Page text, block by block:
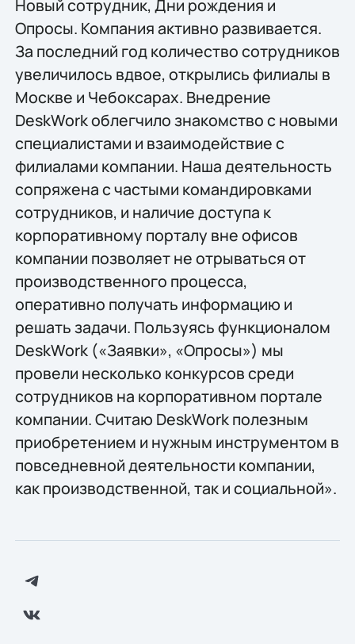
Новый сотрудник, Дни рождения и
Опросы. Компания активно развивается.
За последний год количество сотрудников
увеличилось вдвое, открылись филиалы в
Москве и Чебоксарах. Внедрение
DeskWork облегчило знакомство с новыми
специалистами и взаимодействие с
филиалами компании. Наша деятельность
сопряжена с частыми командировками
сотрудников, и наличие доступа к
корпоративному порталу вне офисов
компании позволяет не отрываться от
производственного процесса,
оперативно получать информацию и
решать задачи. Пользуясь функционалом
DeskWork («Заявки», «Опросы») мы
провели несколько конкурсов среди
сотрудников на корпоративном портале
компании. Считаю DeskWork полезным
приобретением и нужным инструментом в
повседневной деятельности компании,
как производственной, так и социальной».